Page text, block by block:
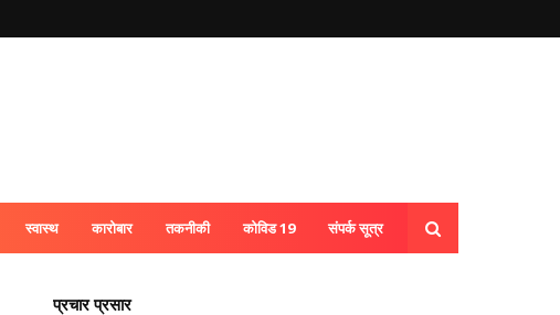
स्वास्थ कारोबार तकनीकी कोविड 19 संपर्क सूत्र
प्रचार प्रसार